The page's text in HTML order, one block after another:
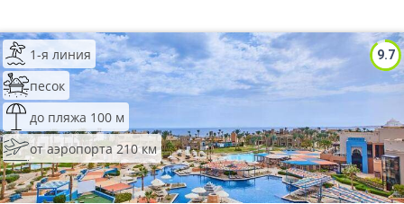
9.7
1-я линия
песок
до пляжа 100 м
от аэропорта 210 км